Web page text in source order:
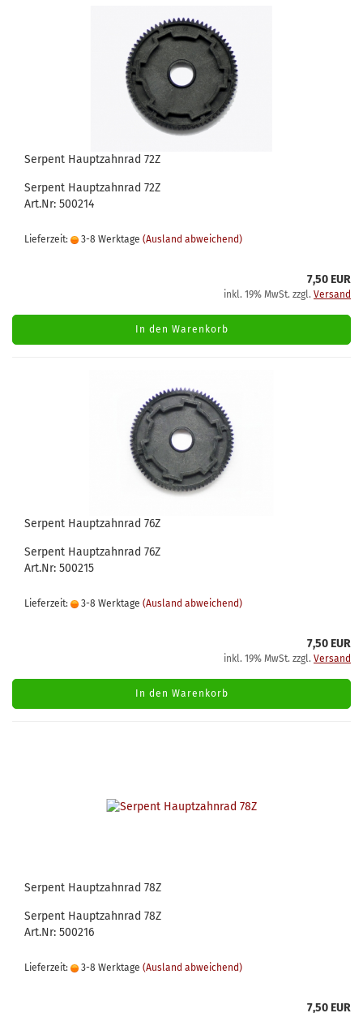
Serpent Hauptzahnrad 72Z
Serpent Hauptzahnrad 72Z
Art.Nr: 500214
Lieferzeit: 3-8 Werktage (Ausland abweichend)
7,50 EUR
inkl. 19% MwSt. zzgl. Versand
In den Warenkorb
Serpent Hauptzahnrad 76Z
Serpent Hauptzahnrad 76Z
Art.Nr: 500215
Lieferzeit: 3-8 Werktage (Ausland abweichend)
7,50 EUR
inkl. 19% MwSt. zzgl. Versand
In den Warenkorb
Serpent Hauptzahnrad 78Z
Serpent Hauptzahnrad 78Z
Art.Nr: 500216
Lieferzeit: 3-8 Werktage (Ausland abweichend)
7,50 EUR